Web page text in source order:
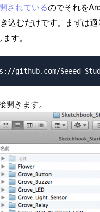
されているのでそれを
込むだけです。まずは
ます。
github.com/Seeed-
きます。